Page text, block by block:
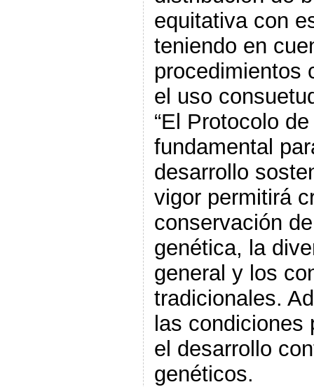
equitativa con
teniendo en
procedimientos
el uso
“El Protocolo
fundamental
desarrollo
vigor permitirá
conservación
genética, la
general y los
tradicionales.
las condiciones
el desarrollo
genéticos.